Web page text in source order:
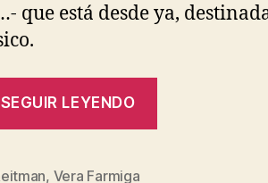
que está desde ya,
SEGUIR LEYENDO
, Vera Farmiga